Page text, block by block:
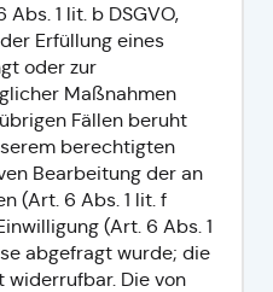
1 lit. b DSGVO,
Erfüllung eines
oder zur
Maßnahmen
Fällen beruht
berechtigten
Bearbeitung der an
(Art. 6 Abs. 1 lit. f
(Art. 6 Abs. 1
abgefragt wurde; die
widerrufbar. Die von